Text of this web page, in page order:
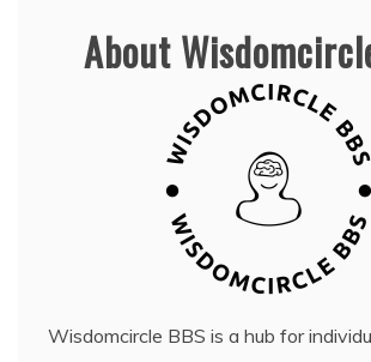
About
Wisdomcircle BBS is a hub for